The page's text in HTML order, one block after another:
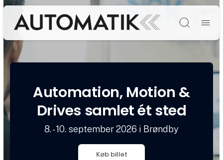
Søg
Automation, Motion &
Drives samlet ét sted
8. - 10. september 2026 i Brøndby
Køb billet